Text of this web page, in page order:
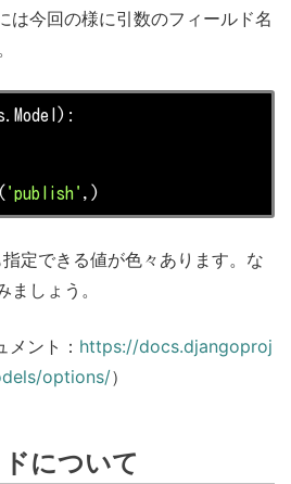
は今回の様に引数のフィールド名
:
'publish'
定できる値が色々あります。な
しょう。
メント： https://docs.djangoproj
options/）
ドについて